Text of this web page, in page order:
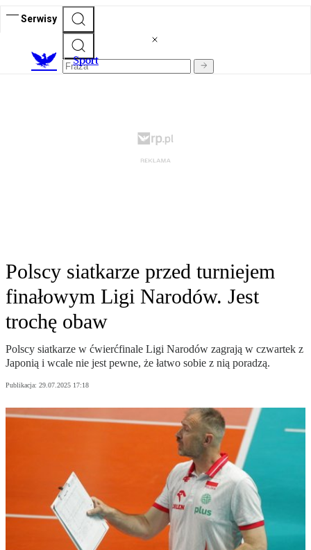
Serwisy
Sport
Polscy siatkarze przed turniejem
finałowym Ligi Narodów. Jest
trochę obaw
Polscy siatkarze w ćwierćfinale Ligi Narodów zagrają w czwartek z
Japonią i wcale nie jest pewne, że łatwo sobie z nią poradzą.
Publikacja: 29.07.2025 17:18